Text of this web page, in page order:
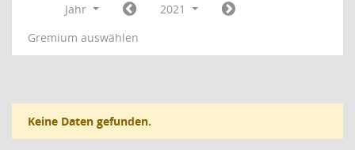
Jahr
2021
Gremium auswählen
Keine Daten gefunden.